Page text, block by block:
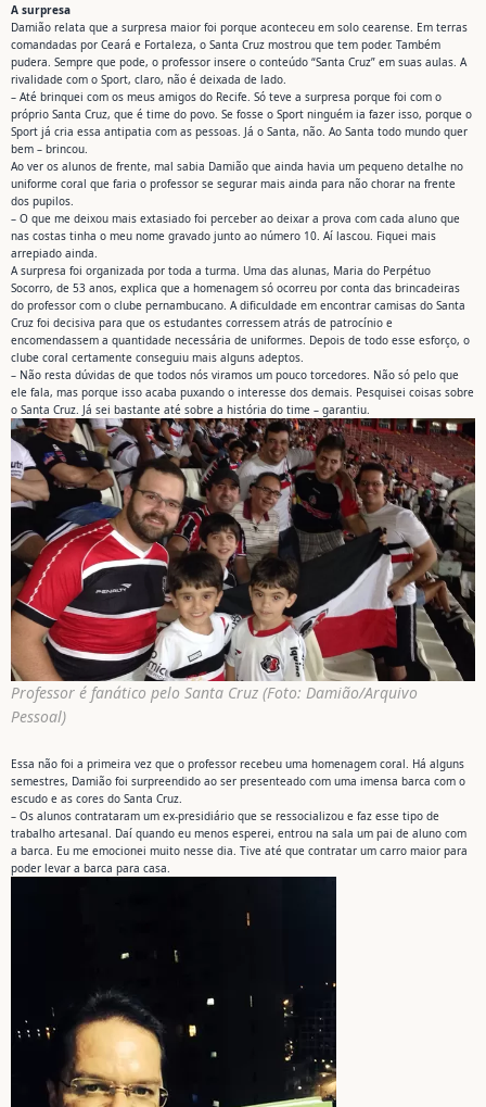
A surpresa
Damião relata que a surpresa maior foi porque aconteceu em solo cearense. Em terras
comandadas por Ceará e Fortaleza, o Santa Cruz mostrou que tem poder. Também
pudera. Sempre que pode, o professor insere o conteúdo “Santa Cruz” em suas aulas. A
rivalidade com o Sport, claro, não é deixada de lado.
– Até brinquei com os meus amigos do Recife. Só teve a surpresa porque foi com o
próprio Santa Cruz, que é time do povo. Se fosse o Sport ninguém ia fazer isso, porque o
Sport já cria essa antipatia com as pessoas. Já o Santa, não. Ao Santa todo mundo quer
bem – brincou.
Ao ver os alunos de frente, mal sabia Damião que ainda havia um pequeno detalhe no
uniforme coral que faria o professor se segurar mais ainda para não chorar na frente
dos pupilos.
– O que me deixou mais extasiado foi perceber ao deixar a prova com cada aluno que
nas costas tinha o meu nome gravado junto ao número 10. Aí lascou. Fiquei mais
arrepiado ainda.
A surpresa foi organizada por toda a turma. Uma das alunas, Maria do Perpétuo
Socorro, de 53 anos, explica que a homenagem só ocorreu por conta das brincadeiras
do professor com o clube pernambucano. A dificuldade em encontrar camisas do Santa
Cruz foi decisiva para que os estudantes corressem atrás de patrocínio e
encomendassem a quantidade necessária de uniformes. Depois de todo esse esforço, o
clube coral certamente conseguiu mais alguns adeptos.
– Não resta dúvidas de que todos nós viramos um pouco torcedores. Não só pelo que
ele fala, mas porque isso acaba puxando o interesse dos demais. Pesquisei coisas sobre
o Santa Cruz. Já sei bastante até sobre a história do time – garantiu.
Professor é fanático pelo Santa Cruz (Foto: Damião/Arquivo
Pessoal)
Essa não foi a primeira vez que o professor recebeu uma homenagem coral. Há alguns
semestres, Damião foi surpreendido ao ser presenteado com uma imensa barca com o
escudo e as cores do Santa Cruz.
– Os alunos contrataram um ex-presidiário que se ressocializou e faz esse tipo de
trabalho artesanal. Daí quando eu menos esperei, entrou na sala um pai de aluno com
a barca. Eu me emocionei muito nesse dia. Tive até que contratar um carro maior para
poder levar a barca para casa.